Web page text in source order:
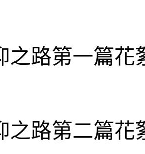
之路第一篇花
之路第二篇花